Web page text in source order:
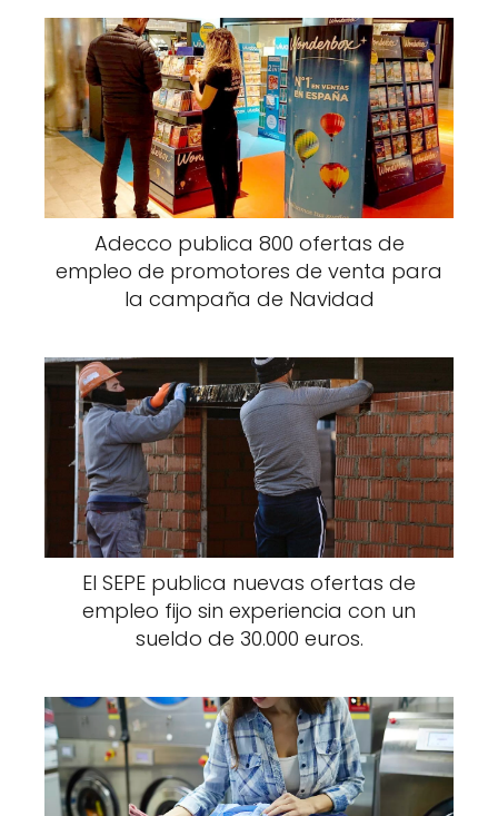
Adecco publica 800 ofertas de
empleo de promotores de venta para
la campaña de Navidad
El SEPE publica nuevas ofertas de
empleo fijo sin experiencia con un
sueldo de 30.000 euros.